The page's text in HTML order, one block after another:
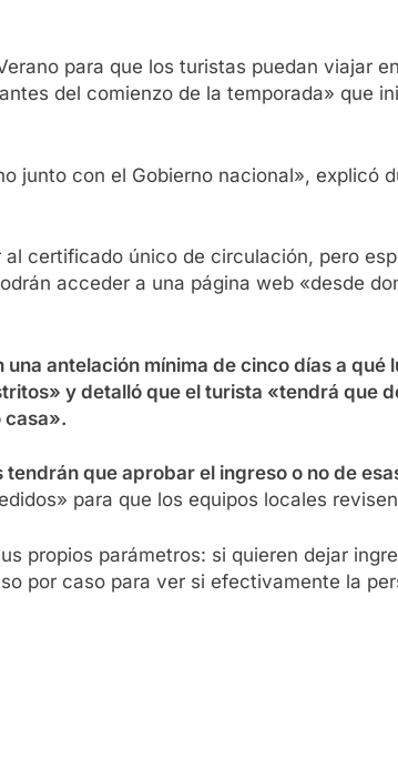
para que los turistas puedan viajar
del comienzo de la temporada» que
junto con el Gobierno nacional», explicó
certificado único de circulación, pero
acceder a una página web «desde
antelación mínima de cinco días a
y detalló que el turista «tendrá que
casa».
que aprobar el ingreso o no de
para que los equipos locales
propios parámetros: si quieren dejar
por caso para ver si efectivamente la